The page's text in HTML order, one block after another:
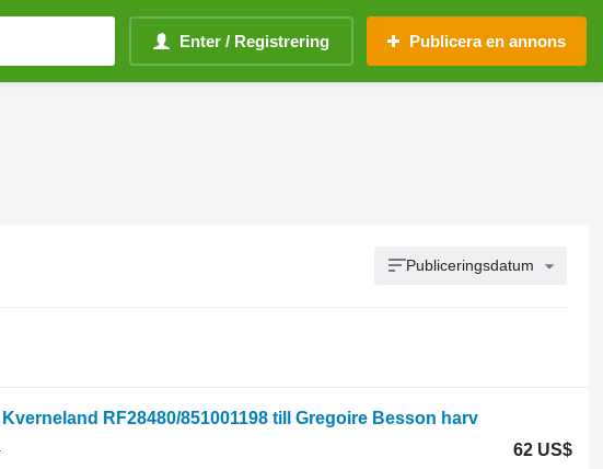
Enter / Registrering Publicera en annons
Publiceringsdatum
RF28480/851001198 till Gregoire Besson harv
62 US$